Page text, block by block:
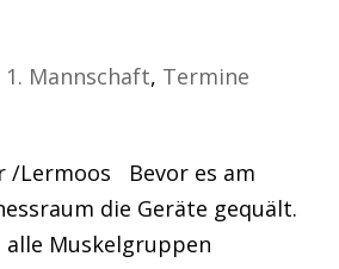
Mannschaft, Termine
/Lermoos Bevor es am
die Geräte gequält.
Muskelgruppen